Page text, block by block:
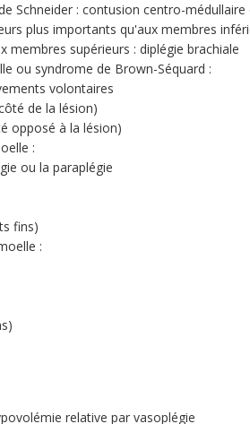
Schneider : contusion centro-médullaire
plus importants qu'aux membres
supérieurs : diplégie brachiale
ou syndrome de Brown-Séquard :
volontaires
de la lésion)
opposé à la lésion)
:
ou la paraplégie
fins)
:
relative par vasoplégie